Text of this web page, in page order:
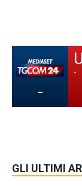
-
-
GLI ULTIMI